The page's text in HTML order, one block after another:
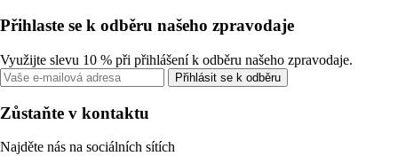
Přihlaste se k odběru našeho zpravodaje
Využijte slevu 10 % při přihlášení k odběru našeho zpravodaje.
Přihlásit se k odběru
Zůstaňte v kontaktu
Najděte nás na sociálních sítích